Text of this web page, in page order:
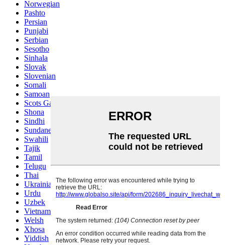
Norwegian
Pashto
Persian
Punjabi
Serbian
Sesotho
Sinhala
Slovak
Slovenian
Somali
Samoan
Scots Gaelic
Shona
Sindhi
Sundanese
Swahili
Tajik
Tamil
Telugu
Thai
Ukrainian
Urdu
Uzbek
Vietnamese
Welsh
Xhosa
Yiddish